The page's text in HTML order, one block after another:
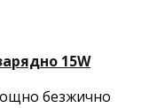
15W
безжично